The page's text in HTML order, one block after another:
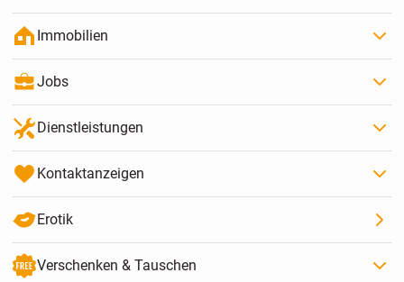
Immobilien
Jobs
Dienstleistungen
Kontaktanzeigen
Erotik
Verschenken & Tauschen